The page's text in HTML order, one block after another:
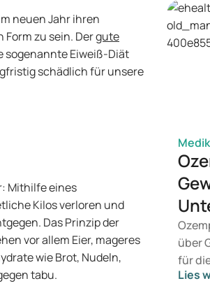
neuen Jahr ihren
zu sein. Dergute
sogenannte Eiweiß-Diät
schädlich für unsere
Mithilfe eines
Kilos verloren und
Das Prinzip der
vor allem Eier, mageres
wie Brot, Nudeln,
tabu.
über
für
Lies